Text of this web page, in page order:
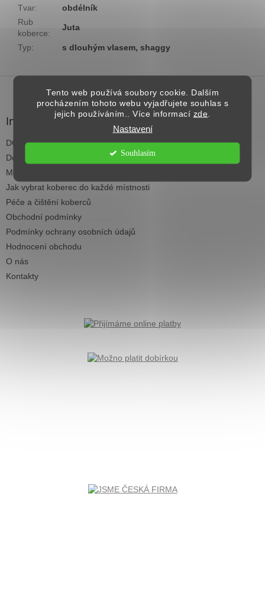
Tento web používá soubory cookie. Dalším
procházením tohoto webu vyjadřujete souhlas s
jejich používáním.. Více informací zde
Nastavení
Souhlasím
Tvar:
obdélník
Rub
koberce:
Juta
Typ: s dlouhým vlasem, shaggy
Informace pro vás
DOPRAVA NAD 2.500,- KČ ZDARMA
Dodací termíny
Možnosti platby
Jak vybrat koberec do každé místnosti
Péče a čištění koberců
Obchodní podmínky
Podmínky ochrany osobních údajů
Hodnocení obchodu
O nás
Kontakty